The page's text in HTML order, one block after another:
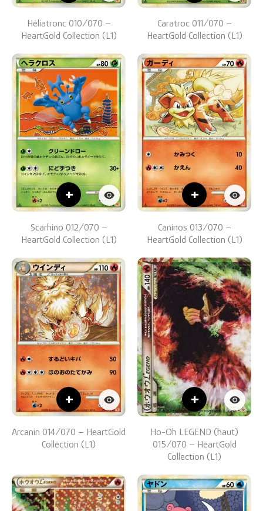
Héliatronc 010/070 –
HeartGold Collection (L1)
Caratroc 011/070 –
HeartGold Collection (L1)
+
Scarhino 012/070 –
HeartGold Collection (L1)
+
Caninos 013/070 –
HeartGold Collection (L1)
+
Arcanin 014/070 – HeartGold
Collection (L1)
+
Ho-Oh LEGEND (haut)
015/070 – HeartGold
Collection (L1)